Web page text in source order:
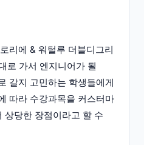
리에 & 워털루 더블디그리
로 가서 엔지니어가 될
갈지 고민하는 학생들에게
따라 수강과목을 커스터마
상당한 장점이라고 할 수